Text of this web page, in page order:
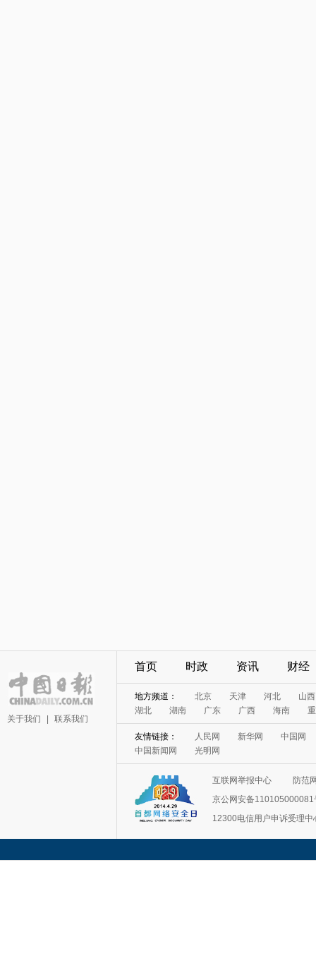
关于我们 联系我们
首页 时政 资讯 财经
地方频道： 北京 天津 河北
山西
湖北
湖南 广东 广西 海南
友情链接： 人民网 新华网
中国网
中国新闻网
光明网
互联网举报中心
防范
京公网安备110105000081
12300电信用户申诉受理中